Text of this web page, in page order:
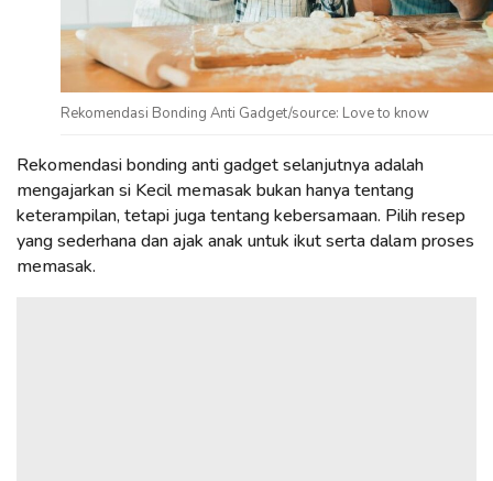
Rekomendasi Bonding Anti Gadget/source: Love to know
Rekomendasi bonding anti gadget selanjutnya adalah
mengajarkan si Kecil memasak bukan hanya tentang
keterampilan, tetapi juga tentang kebersamaan. Pilih resep
yang sederhana dan ajak anak untuk ikut serta dalam proses
memasak.